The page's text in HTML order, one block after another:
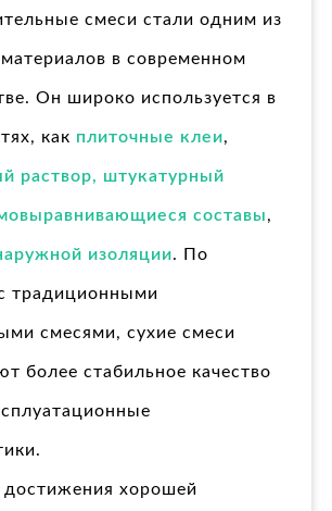
смеси стали одним из
в современном
Он широко используется в
как плиточные клеи,
раствор, штукатурный
составы,
изоляции. По
традиционными
смесями, сухие смеси
более стабильное качество
хорошей